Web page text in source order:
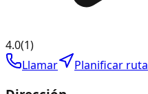
4.0(1)
Llamar
Planificar ruta